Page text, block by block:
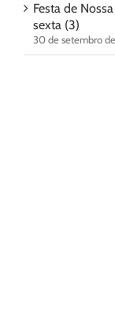
Festa de
sexta (3)
30 de setembro